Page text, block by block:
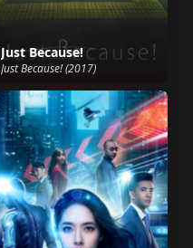
Just Because!
Just Because! (2017)